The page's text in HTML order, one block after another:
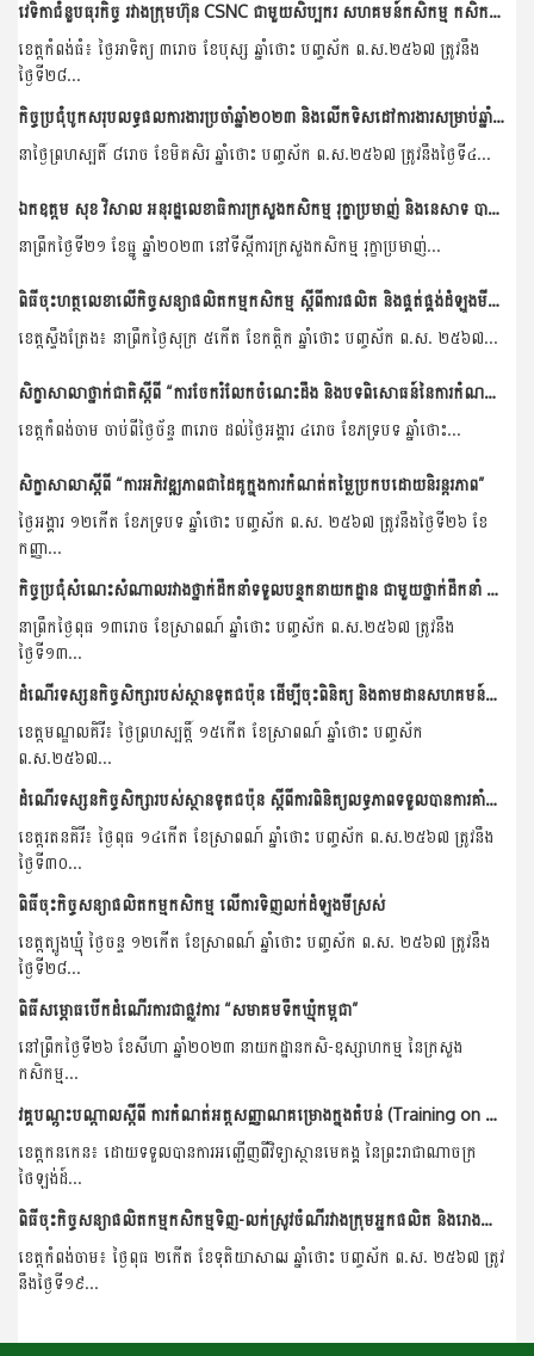
វេទិកាជំនួបធុរកិច្ច រវាងក្រុមហ៊ុន CSNC ជាមួយសិប្បករ សហគមន៍កសិកម្ម កសិករស្វាយចន្ទី និងពិធីចុះអនុស្សរណៈ
ខេត្តកំពង់ធំ៖ ថ្ងៃអាទិត្យ ៣រោច ខែបុស្ស ឆ្នាំថោះ បញ្ចស័ក ព.ស.២៥៦៧ ត្រូវនឹង
ថ្ងៃទី២៨...
កិច្ចប្រជុំបូកសរុបលទ្ធផលការងារប្រចាំឆ្នាំ២០២៣ និងលើកទិសដៅការងារសម្រាប់ឆ្នាំ២០២៤ របស់នាយកដ្ឋានកសិ-ឧស្សាហកម្ម
នាថ្ងៃព្រហស្បតិ៍ ៨រោច ខែមិគសិរ ឆ្នាំថោះ បញ្ចស័ក ព.ស.២៥៦៧ ត្រូវនឹងថ្ងៃទី៤...
ឯកឧត្តម សុខ វិសាល អនុរដ្ឋលេខាធិការក្រសួងកសិកម្ម រុក្ខាប្រមាញ់ និងនេសាទ បានដឹកនាំកិច្ចប្រជុំពិភាក្សាការងារជាមួយគណៈប្រតិភូកូរ៉េ ដែលអញ្ជើញមកពីសមាគមអភិវឌ្ឍធនធានកសិកម្មកូរ៉េ...
នាព្រឹកថ្ងៃទី២១ ខែធ្នូ ឆ្នាំ២០២៣ នៅទីស្តីការក្រសួងកសិកម្ម រុក្ខាប្រមាញ់...
ពិធីចុះហត្ថលេខាលើកិច្ចសន្យាផលិតកម្មកសិកម្ម ស្តីពីការផលិត និងផ្គត់ផ្គង់ដំឡូងមីស្រស់រវាងសហគមន៍កសិកម្មចំការលើសាមគ្គីអភិវឌ្ឍន៍ និងដេប៉ូ លាង ប៊ុនហ៊ាង
ខេត្តស្ទឹងត្រែង៖ នាព្រឹកថ្ងៃសុក្រ ៥កើត ខែកត្តិក ឆ្នាំថោះ បញ្ចស័ក ព.ស. ២៥៦៧...
សិក្ខាសាលាថ្នាក់ជាតិស្ដីពី “ការចែករំលែកចំណេះដឹង និងបទពិសោធន៍នៃការកំណត់អត្តសញ្ញាណគម្រោងក្នុងតំបន់មេគង្គ”
ខេត្តកំពង់ចាម ចាប់ពីថ្ងៃច័ន្ទ ៣រោច ដល់ថ្ងៃអង្គារ ៤រោច ខែភទ្របទ ឆ្នាំថោះ...
សិក្ខាសាលាស្តីពី “ការអភិវឌ្ឍភាពជាដៃគូក្នុងការកំណត់តម្លៃប្រកបដោយនិរន្តរភាព”
ថ្ងៃអង្គារ ១២កើត ខែភទ្របទ ឆ្នាំថោះ បញ្ចស័ក ព.ស. ២៥៦៧ ត្រូវនឹងថ្ងៃទី២៦ ខែ
កញ្ញា...
កិច្ចប្រជុំសំណេះសំណាលរវាងថ្នាក់ដឹកនាំទទួលបន្ទុកនាយកដ្ឋាន ជាមួយថ្នាក់ដឹកនាំ និងមន្រ្តីរាជការនៃនាយកដ្ឋានកសិ-ឧស្សាហកម្ម
នាព្រឹកថ្ងៃពុធ ១៣រោច ខែស្រាពណ៍ ឆ្នាំថោះ បញ្ចស័ក ព.ស.២៥៦៧ ត្រូវនឹង
ថ្ងៃទី១៣...
ដំណើរទស្សនកិច្ចសិក្សារបស់ស្ថានទូតជប៉ុន ដើម្បីចុះពិនិត្យ និងតាមដានសហគមន៍កសិកម្ម ដែលទទួលបានការគាំទ្រគម្រោងគូសាណូណេ
ខេត្តមណ្ឌលគិរី៖ ថ្ងៃព្រហស្បត្តិ៍ ១៥កើត ខែស្រាពណ៍ ឆ្នាំថោះ បញ្ចស័ក
ព.ស.២៥៦៧...
ដំណើរទស្សនកិច្ចសិក្សារបស់ស្ថានទូតជប៉ុន ស្តីពីការពិនិត្យលទ្ធភាពទទួលបានការគាំទ្រគម្រោងគូសាណូណេរបស់សហគមន៍កសិកម្ម
ខេត្តរតនគិរី៖ ថ្ងៃពុធ ១៤កើត ខែស្រាពណ៍ ឆ្នាំថោះ បញ្ចស័ក ព.ស.២៥៦៧ ត្រូវនឹង
ថ្ងៃទី៣០...
ពិធីចុះកិច្ចសន្យាផលិតកម្មកសិកម្ម លើការទិញលក់ដំឡូងមីស្រស់
ខេត្តត្បូងឃ្មុំ ថ្ងៃចន្ទ ១២កើត ខែស្រាពណ៍ ឆ្នាំថោះ បញ្ចស័ក ព.ស. ២៥៦៧ ត្រូវនឹង
ថ្ងៃទី២៨...
ពិធីសម្ភោធបើកដំណើរការជាផ្លូវការ “សមាគមទឹកឃ្មុំកម្ពុជា”
នៅព្រឹកថ្ងៃទី២៦ ខែសីហា ឆ្នាំ២០២៣ នាយកដ្ឋានកសិ-ឧស្សាហកម្ម នៃក្រសួង
កសិកម្ម...
វគ្គបណ្ដុះបណ្ដាលស្ដីពី ការកំណត់អត្តសញ្ញាណគម្រោងក្នុងតំបន់ (Training on Regional Project Identification)
ខេត្តកនកេន៖ ដោយទទួលបានការអញ្ជើញពីវិទ្យាស្ថានមេគង្គ នៃព្រះរាជាណាចក្រ
ថៃឡង់ដ៍...
ពិធីចុះកិច្ចសន្យាផលិតកម្មកសិកម្មទិញ-លក់ស្រូវចំណីរវាងក្រុមអ្នកផលិត និងរោងម៉ាស៊ីនភូមិយើង
ខេត្តកំពង់ចាម៖ ថ្ងៃពុធ ២កើត ខែទុតិយាសាឍ ឆ្នាំថោះ បញ្ចស័ក ព.ស. ២៥៦៧ ត្រូវ
នឹងថ្ងៃទី១៩...